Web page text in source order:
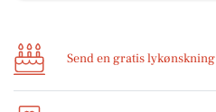
Send en gratis lykønskning